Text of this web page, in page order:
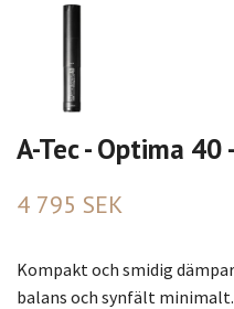
A-Tec - Optima 40
4 795 SEK
Kompakt och smidig
balans och synfält